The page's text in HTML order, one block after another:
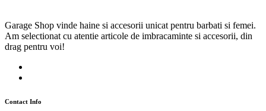
Garage Shop vinde haine si accesorii unicat pentru barbati si femei.
Am selectionat cu atentie articole de imbracaminte si accesorii, din
drag pentru voi!
Contact Info